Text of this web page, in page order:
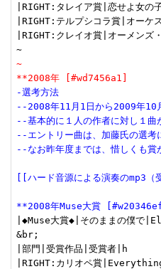
|RIGHT:タレイア賞|恋せよ女の
|RIGHT:テルプシコラ賞|オーケ
|RIGHT:クレイオ賞|オーメンズ
~
~
**2008年 [#wd7456a1]
-選考方法
--2008年11月1日から2009年10
--基本的に１人の作者に対し１曲
--エントリー曲は、加藤氏の選考
--なお昨年度までは、惜しくも賞
[[ハード音源による演奏の
**2008年Muse大賞
|◆Muse大賞◆|そのままの僕で
&br;
|部門|受賞作品|受賞者|h
|RIGHT:カリオペ賞